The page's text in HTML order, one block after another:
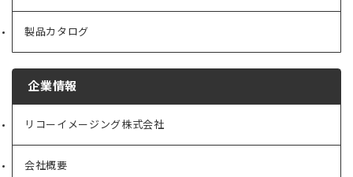
製品カタログ
企業情報
リコーイメージング株式会社
（新
タ
会社概要
（新